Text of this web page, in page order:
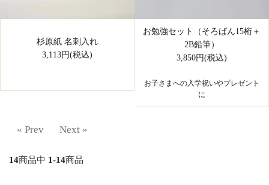
杉原紙 名刺入れ
3,113円(税込)
お勉強セット（そろばん15桁＋
2B鉛筆）
3,850円(税込)
お子さまへの入学祝いやプレゼント
に
« Prev Next »
14商品中 1-14商品